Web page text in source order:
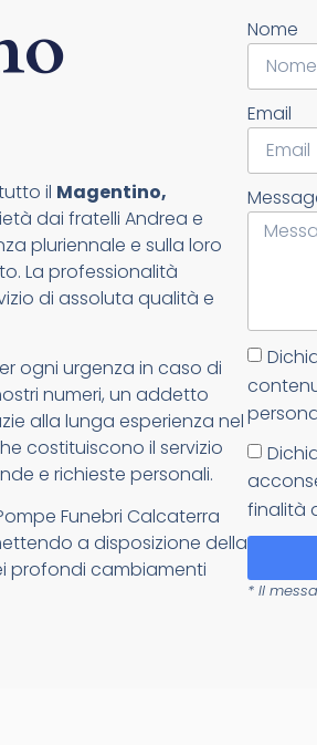
il Magentino,
dai fratelli Andrea e
pluriennale e sulla loro
La professionalità
di assoluta qualità e
ogni urgenza in caso di
numeri, un addetto
alla lunga esperienza nel
costituiscono il servizio
e richieste personali.
Funebri Calcaterra
a disposizione della
profondi cambiamenti
Nome
Email
finalità
* Il